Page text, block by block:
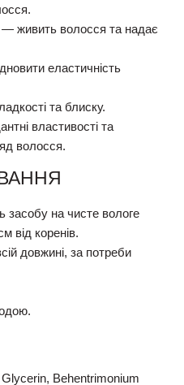
— живить волосся та надає
еластичність
та блиску.
властивості та
волосся.
засобу на чисте вологе
від коренів.
довжині, за потреби
Behentrimonium